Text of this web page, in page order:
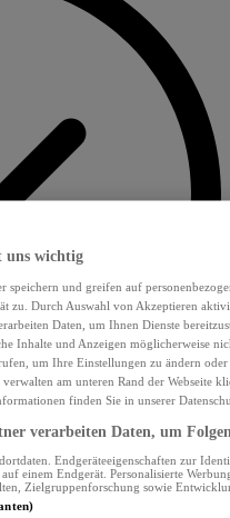
uns wichtig
speichern und greifen auf
zu. Durch Auswahl von Akzeptieren
Daten, um Ihnen Dienste
Inhalte und Anzeigen möglicherweise
um Ihre Einstellungen zu ändern
am unteren Rand der Webseite
finden Sie in unserer
verarbeiten Daten, um
Endgeräteeigenschaften zur
einem Endgerät. Personalisierte
Zielgruppenforschung sowie